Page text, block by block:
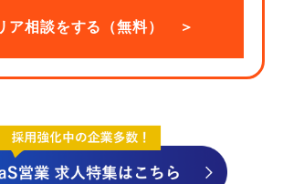
ア相談をする（無料） ＞